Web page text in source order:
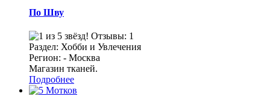
По Шву
Отзывы: 1
Раздел: Хобби и Увлечения
Регион: - Москва
Магазин тканей.
Подробнее